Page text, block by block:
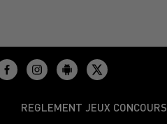
REGLEMENT JEUX CONCOURS